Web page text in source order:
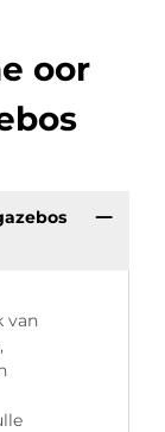
oor
van